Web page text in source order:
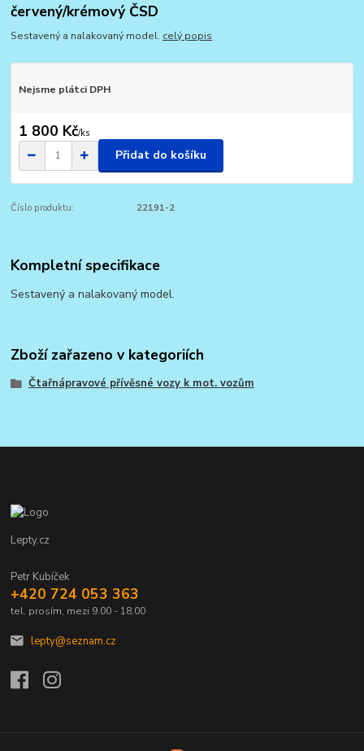
červený/krémový ČSD
Sestavený a nalakovaný model. celý popis
Nejsme plátci DPH
1 800 Kč/ks
Přidat do košíku
Číslo produktu: 22191-2
Kompletní specifikace
Sestavený a nalakovaný model.
Zboží zařazeno v kategoriích
Čtařnápravové přívěsné vozy k mot. vozům
Lepty.cz
Petr Kubíček
+420 724 053 363
tel. prosím, mezi 9.00 - 18.00
lepty@seznam.cz